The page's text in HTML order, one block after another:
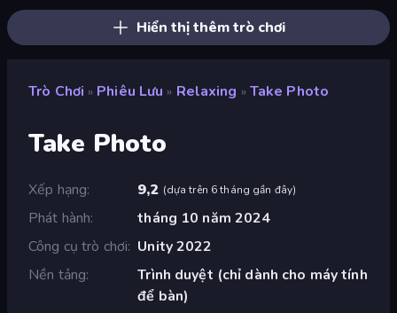
Hiển thị thêm trò chơi
Trò Chơi » Phiêu Lưu » Relaxing » Take Photo
Take Photo
Xếp hạng 9,2 (dựa trên 6 tháng gần đây)
Phát hành
tháng 10 năm 2024
Công cụ trò chơi Unity 2022
Nền tảng
Trình duyệt (chỉ dành cho máy tính
để bàn)